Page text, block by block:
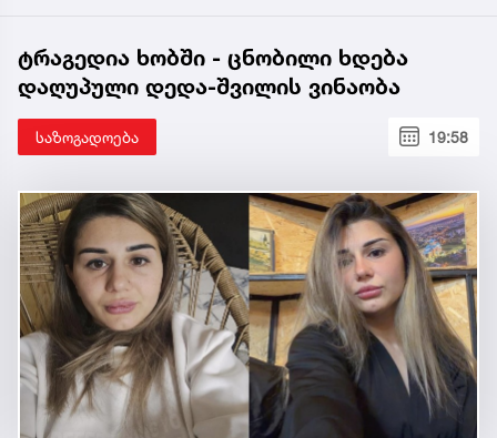
ტრაგედია ხობში - ცნობილი ხდება
დაღუპული დედა-შვილის ვინაობა
საზოგადოება 19:58